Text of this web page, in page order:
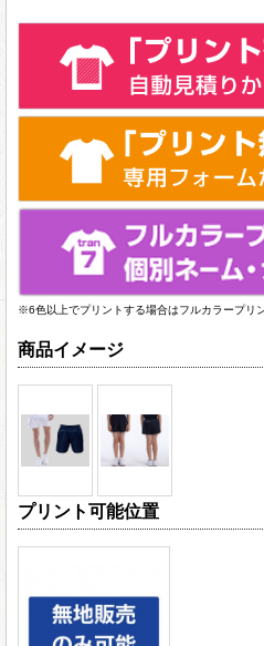
※6色以上でプリントする場合はフルカラープリ
商品イメージ
プリント可能位置